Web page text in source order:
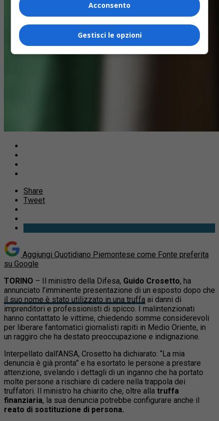
Share
Tweet
Aggiungi Quotidiano Piemontese come Fonte preferita
su Google
TORINO – Il ministro della Difesa, Guido Crosetto, ha
annunciato l’imminente presentazione di un esposto dopo che
il suo nome è stato utilizzato in una truffa ai danni di
imprenditori e professionisti di spicco. I malintenzionati
hanno contattato le vittime, chiedendo somme considerevoli
per liberare fantomatici giornalisti rapiti in Medio Oriente, in
un raggiro che ha destato preoccupazione e indignazione.
Interpellato dall’ANSA, Crosetto ha dichiarato: “La mia
denuncia è già pronta” e ha esortato le persone a prestare
attenzione, svelando i dettagli di un inganno che ha portato
molte persone a rischiare di cadere nella trappola dei
truffatori. Il ministro ha chiarito che, oltre alla truffa
finanziaria, la sua denuncia potrebbe configurare anche il
reato di sostituzione di persona.
Acconsento
Gestisci le opzioni